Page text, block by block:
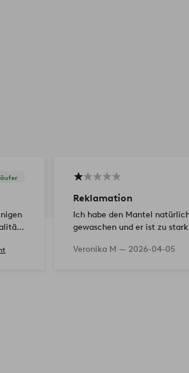
Reklamation
Ich habe den Mantel
gewaschen und er ist zu
Ich habe den Mantel
Veronika M — 2026-04-05